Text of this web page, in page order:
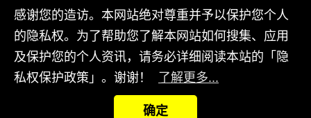
Copyright © 2022 广翰科技股份有限公司 版权所有
网站地图
隐私政策
感谢您的造访。本网站绝对尊重并予以保护您个人
的隐私权。为了帮助您了解本网站如何搜集、应用
及保护您的个人资讯，请务必详细阅读本站的「隐
私权保护政策」。谢谢！
了解更多...
确定